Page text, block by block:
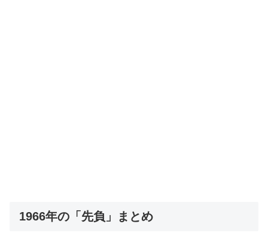
1966年の「先負」まとめ